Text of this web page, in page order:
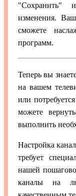
"Сохранить"
изменения.
сможете
программ.
Теперь вы
на вашем
или
можете
выполнить
Настройка
требует
нашей
каналы на